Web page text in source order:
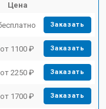
Цена
Заказать
от 1100 ₽ Заказать
от 2250 ₽ Заказать
от 1700 ₽ Заказать